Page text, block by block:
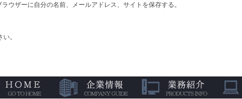
ウザーに自分の名前、メールアドレス、サイトを保存する。
。